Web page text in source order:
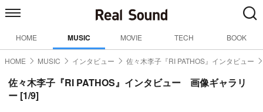
HOME MUSIC MOVIE TECH BOOK
HOME MUSIC インタビュー 佐々木李子『RI PATHOS』インタビュー
佐々木李子『RI PATHOS』インタビュー 画像ギャラリ
ー [1/9]